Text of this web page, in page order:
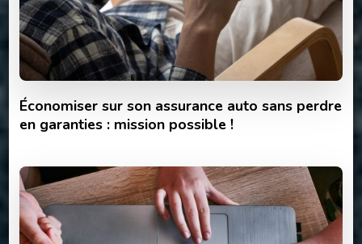
Économiser sur son assurance auto sans perdre
en garanties : mission possible !